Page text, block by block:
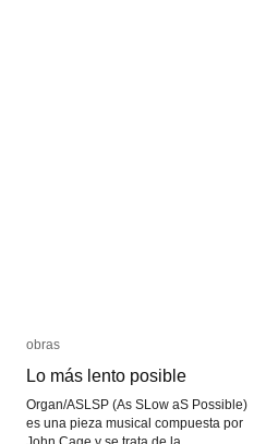
obras
Lo más lento posible
Organ/ASLSP (As SLow aS Possible)
es una pieza musical compuesta por
obras
Lo más lento posible